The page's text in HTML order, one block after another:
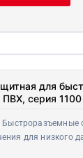
для
ПВХ, серия 1100
Быстроразъемные
для низкого